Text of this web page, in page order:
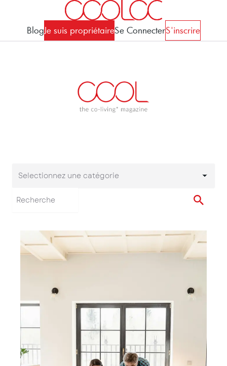
BlogJe suis propriétaireSe ConnecterS'inscrire
Selectionnez une
Selectionnez une catégorie